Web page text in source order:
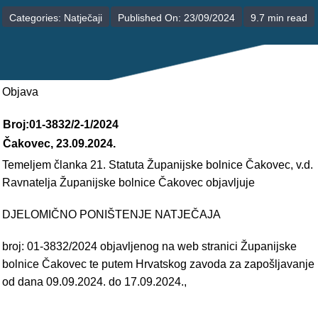
POLIKLINIKE
JEDINICE NEZDRAVSTVENIH DJELATNOSTI
Categories: Natječaji Published On: 23/09/2024 9.7 min read
Objava
Broj:01-3832/2-1/2024
Čakovec, 23.09.2024.
Temeljem članka 21. Statuta Županijske bolnice Čakovec, v.d.
Ravnatelja Županijske bolnice Čakovec objavljuje
DJELOMIČNO PONIŠTENJE NATJEČAJA
broj: 01-3832/2024 objavljenog na web stranici Županijske
bolnice Čakovec te putem Hrvatskog zavoda za zapošljavanje
od dana 09.09.2024. do 17.09.2024.,